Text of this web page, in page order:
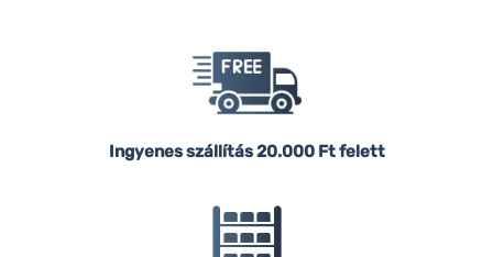
Ingyenes szállítás20.000 Ft felett